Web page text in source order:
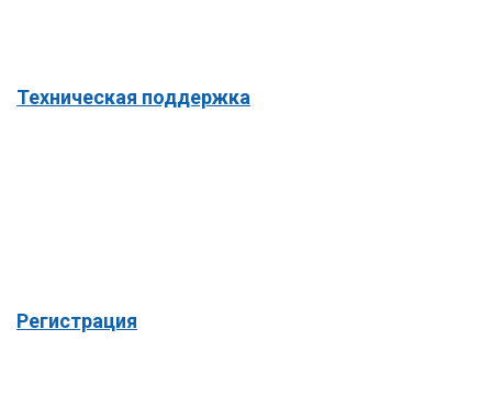
Техническая поддержка
Регистрация